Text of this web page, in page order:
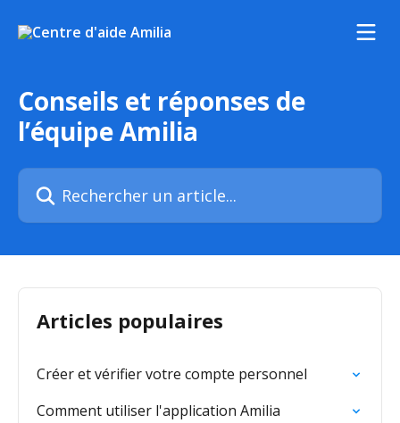
Conseils et réponses de
l’équipe Amilia
Rechercher un article...
Articles populaires
Créer et vérifier votre compte personnel
Comment utiliser l'application Amilia